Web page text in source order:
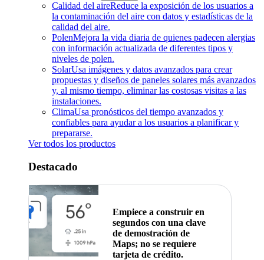
Calidad del aireReduce la exposición de los usuarios a
la contaminación del aire con datos y estadísticas de la
calidad del aire.
PolenMejora la vida diaria de quienes padecen alergias
con información actualizada de diferentes tipos y
niveles de polen.
SolarUsa imágenes y datos avanzados para crear
propuestas y diseños de paneles solares más avanzados
y, al mismo tiempo, eliminar las costosas visitas a las
instalaciones.
ClimaUsa pronósticos del tiempo avanzados y
confiables para ayudar a los usuarios a planificar y
prepararse.
Ver todos los productos
Destacado
Empiece a construir en
segundos con una clave
de demostración de
Maps; no se requiere
tarjeta de crédito.